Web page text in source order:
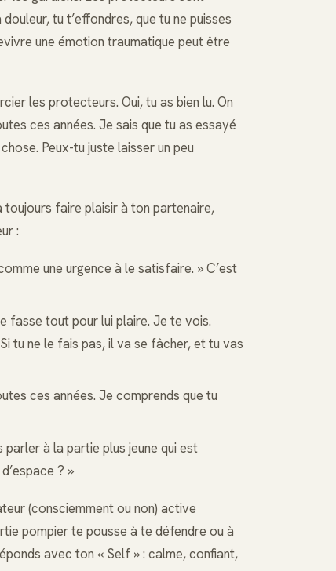
tu t’effondres, que tu ne puisses
une émotion traumatique peut être
les protecteurs. Oui, tu as bien lu. On
ces années. Je sais que tu as essayé
Peux-tu juste laisser un peu
toujours faire plaisir à ton partenaire,
:
une urgence à le satisfaire. » C’est
fasse tout pour lui plaire. Je te vois.
tu ne le fais pas, il va se fâcher, et tu vas
ces années. Je comprends que tu
parler à la partie plus jeune qui est
? »
(consciemment ou non) active
pompier te pousse à te défendre ou à
avec ton « Self » : calme, confiant,